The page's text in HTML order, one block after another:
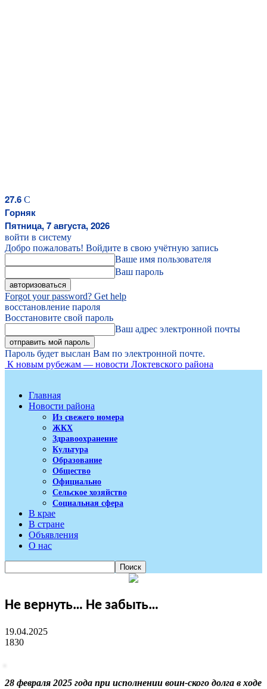
27.6 C
Горняк
Пятница, 7 августа, 2026
войти в систему
Добро пожаловать! Войдите в свою учётную запись
Ваше имя пользователя
Ваш пароль
Forgot your password? Get help
восстановление пароля
Восстановите свой пароль
Ваш адрес электронной почты
Пароль будет выслан Вам по электронной почте.
К новым рубежам — новости Локтевского района
Главная
Новости района
Из свежего номера
ЖКХ
Здравоохранение
Культура
Образование
Общество
Официально
Сельское хозяйство
Социальная сфера
В крае
В стране
Объявления
О нас
Не вернуть… Не забыть…
19.04.2025
1830
28 февраля 2025 года при исполнении воин-ского долга в ходе